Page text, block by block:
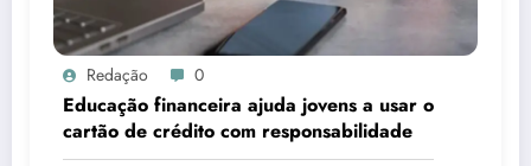
Redação 0
Educação financeira ajuda jovens a usar o
cartão de crédito com responsabilidade